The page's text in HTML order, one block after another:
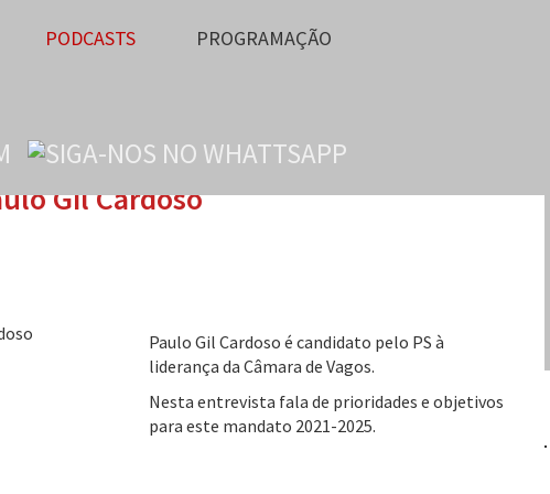
PODCASTS PROGRAMAÇÃO
Gil Cardoso
Paulo Gil Cardoso é candidato pelo PS à
liderança da Câmara de Vagos.
Nesta entrevista fala de prioridades e objetivos
para este mandato 2021-2025.